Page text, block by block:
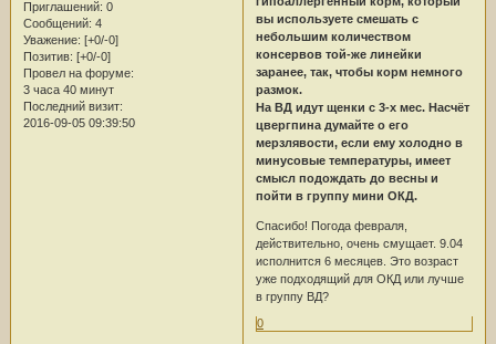
Приглашений: 0
Сообщений: 4
Уважение: [+0/-0]
Позитив: [+0/-0]
Провел на форуме:
3 часа 40 минут
Последний визит:
2016-09-05 09:39:50
вы используете смешать с
небольшим количеством
консервов той-же линейки
заранее, так, чтобы корм немного
размок.
На ВД идут щенки с 3-х мес. Насчёт
цвергпина думайте о его
мерзлявости, если ему холодно в
минусовые температуры, имеет
смысл подождать до весны и
пойти в группу мини ОКД.
Спасибо! Погода февраля,
действительно, очень смущает. 9.04
исполнится 6 месяцев. Это возраст
уже подходящий для ОКД или лучше
в группу ВД?
0